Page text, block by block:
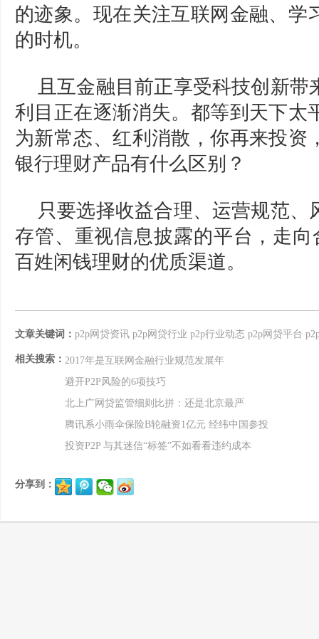
的迹象。现在关注互联网金融、学
的时机。
且互金融目前正享受科技创新带
利目正在逐渐消失。都等到天下太
为新常态、红利消散，你再来投资
银行理财产品有什么区别？
只要选择收益合理、运营规范、
存管、重视信息披露的平台，走向
百姓闲钱理财的优质渠道。
文章关键词： p2p网贷资讯 p2p网贷行业 p2p行业动态 p2p网贷平台
相关搜索： 2017年是互联网金融行业规范发展年
避开P2P风险的6项技巧
北上广网贷监管细则比拼：还是北京最严
腾讯系小雨伞保险B轮融资1亿元 经纬中国参投
投资P2P 与其迷信“标签”不如看看违约成本
分享到：